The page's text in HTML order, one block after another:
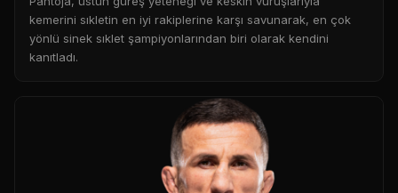
kemerini sıkletin en iyi rakiplerine karşı savunarak, en çok
yönlü sinek sıklet şampiyonlarından biri olarak kendini
kanıtladı.